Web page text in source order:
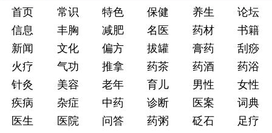
首页 常识 特色 保健 养生
论坛
信息
丰胸 减肥 名医 药材
书籍
新闻
文化 偏方 拔罐 膏药
刮痧
火疗
气功 推拿 药茶 药酒
药浴
针灸
美容 老年 育儿 男性
女性
疾病
杂症 中药 诊断 医案
词典
医生
医院 问答 药粥 砭石 足疗